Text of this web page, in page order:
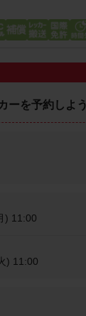
ーを予約しよう
) 11:00
) 11:00